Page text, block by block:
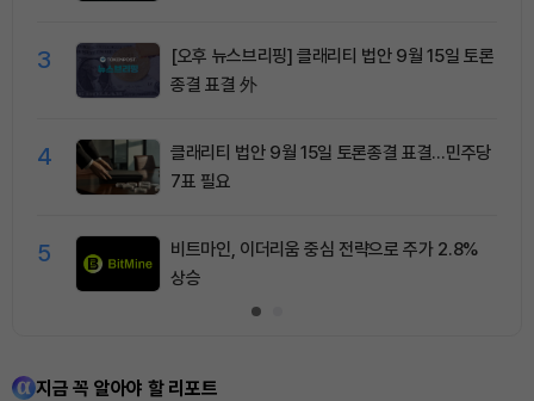
3
[오후 뉴스브리핑] 클래리티 법안 9월 15일 토론
종결 표결 外
4
클래리티 법안 9월 15일 토론종결 표결…민주당
7표 필요
5
비트마인, 이더리움 중심 전략으로 주가 2.8%
상승
지금 꼭 알아야 할 리포트